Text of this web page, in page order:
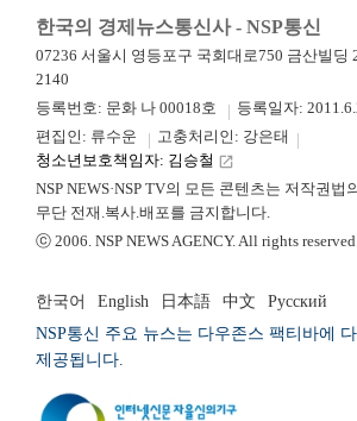
한국의 경제뉴스통신사 - NSP통신
07236 서울시 영등포구 국회대로750 금산빌딩
2140
등록번호: 문화 나 00018호
등록일자:
편집인: 류수운
고충처리인: 강은태
청소년보호책임자: 김승철 launch
NSP NEWS·NSP TV의 모든 콘텐츠는 저작권법
무단 전재.복사.배포를 금지합니다.
ⓒ 2006. NSP NEWS AGENCY. All rights
한국어 English 日本語 中文
Русский
NSP통신 주요 뉴스는 다우존스 팩티바에
제공됩니다.